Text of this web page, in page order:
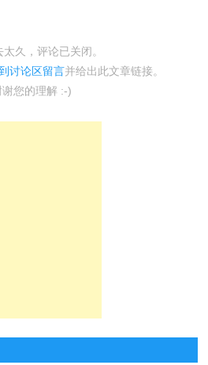
久，评论已关闭。
讨论区留言并给出此文章链接。
谢您的理解 :-)